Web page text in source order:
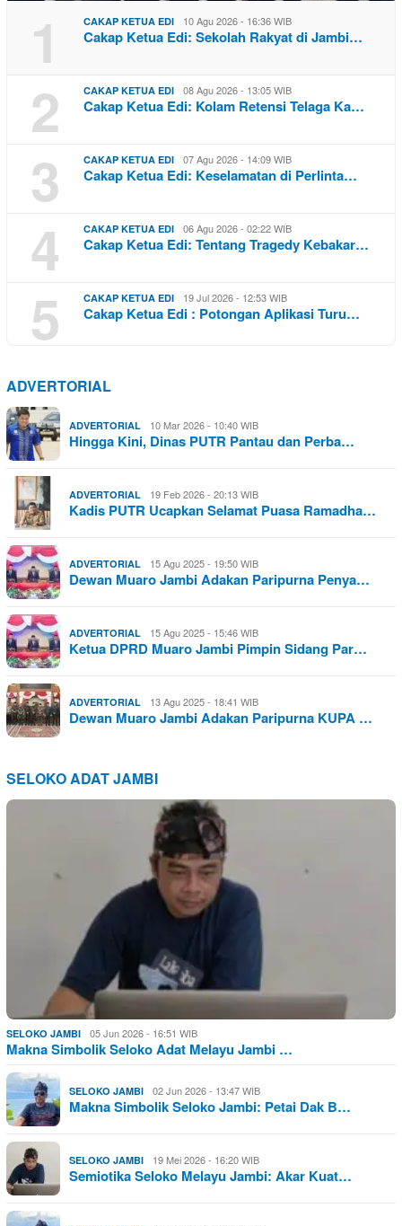
1 CAKAP KETUA EDI 10 Agu 2026 - 16:36 WIB
Cakap Ketua Edi: Sekolah Rakyat di Jambi…
2 CAKAP KETUA EDI 08 Agu 2026 - 13:05 WIB
Cakap Ketua Edi: Kolam Retensi Telaga Ka…
3 CAKAP KETUA EDI 07 Agu 2026 - 14:09 WIB
Cakap Ketua Edi: Keselamatan di Perlinta…
4 CAKAP KETUA EDI 06 Agu 2026 - 02:22 WIB
Cakap Ketua Edi: Tentang Tragedy Kebakar…
5 CAKAP KETUA EDI 19 Jul 2026 - 12:53 WIB
Cakap Ketua Edi : Potongan Aplikasi Turu…
ADVERTORIAL
ADVERTORIAL 10 Mar 2026 - 10:40 WIB
Hingga Kini, Dinas PUTR Pantau dan Perba…
ADVERTORIAL 19 Feb 2026 - 20:13 WIB
Kadis PUTR Ucapkan Selamat Puasa Ramadha…
ADVERTORIAL 15 Agu 2025 - 19:50 WIB
Dewan Muaro Jambi Adakan Paripurna Penya…
ADVERTORIAL 15 Agu 2025 - 15:46 WIB
Ketua DPRD Muaro Jambi Pimpin Sidang Par…
ADVERTORIAL 13 Agu 2025 - 18:41 WIB
Dewan Muaro Jambi Adakan Paripurna KUPA …
SELOKO ADAT JAMBI
SELOKO JAMBI 05 Jun 2026 - 16:51 WIB
Makna Simbolik Seloko Adat Melayu Jambi …
SELOKO JAMBI 02 Jun 2026 - 13:47 WIB
Makna Simbolik Seloko Jambi: Petai Dak B…
SELOKO JAMBI 19 Mei 2026 - 16:20 WIB
Semiotika Seloko Melayu Jambi: Akar Kuat…